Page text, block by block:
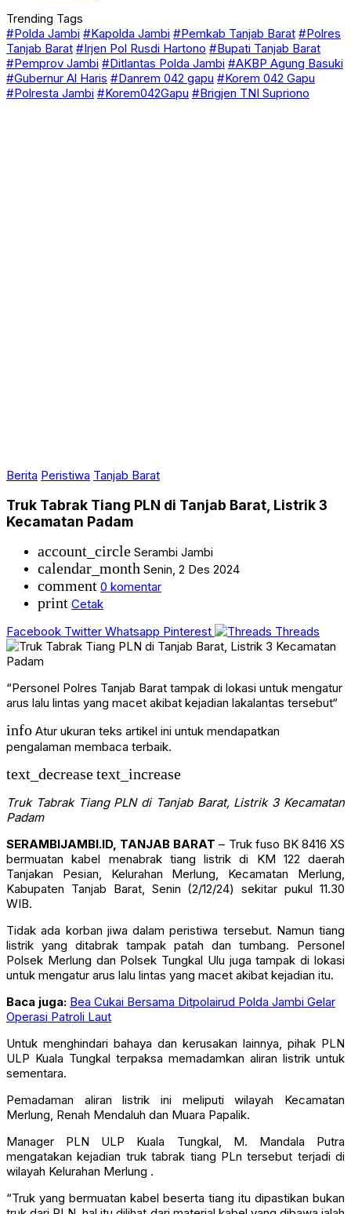
Trending Tags
#Polda Jambi #Kapolda Jambi #Pemkab Tanjab Barat #Polres
Tanjab Barat #Irjen Pol Rusdi Hartono #Bupati Tanjab Barat
#Pemprov Jambi #Ditlantas Polda Jambi #AKBP Agung Basuki
#Gubernur Al Haris #Danrem 042 gapu #Korem 042 Gapu
#Polresta Jambi #Korem042Gapu #Brigjen TNI Supriono
Berita Peristiwa Tanjab Barat
Truk Tabrak Tiang PLN di Tanjab Barat, Listrik 3
Kecamatan Padam
account_circle Serambi Jambi
calendar_month Senin, 2 Des 2024
comment 0 komentar
print Cetak
Facebook Twitter Whatsapp Pinterest Threads
“Personel Polres Tanjab Barat tampak di lokasi untuk mengatur
arus lalu lintas yang macet akibat kejadian lakalantas tersebut“
info Atur ukuran teks artikel ini untuk mendapatkan
pengalaman membaca terbaik.
text_decreasetext_increase
Truk Tabrak Tiang PLN di Tanjab Barat, Listrik 3 Kecamatan
Padam
SERAMBIJAMBI.ID, TANJAB BARAT – Truk fuso BK 8416 XS
bermuatan kabel menabrak tiang listrik di KM 122 daerah
Tanjakan Pesian, Kelurahan Merlung, Kecamatan Merlung,
Kabupaten Tanjab Barat, Senin (2/12/24) sekitar pukul 11.30
WIB.
Tidak ada korban jiwa dalam peristiwa tersebut. Namun tiang
listrik yang ditabrak tampak patah dan tumbang. Personel
Polsek Merlung dan Polsek Tungkal Ulu juga tampak di lokasi
untuk mengatur arus lalu lintas yang macet akibat kejadian itu.
Baca juga: Bea Cukai Bersama Ditpolairud Polda Jambi Gelar
Operasi Patroli Laut
Untuk menghindari bahaya dan kerusakan lainnya, pihak PLN
ULP Kuala Tungkal terpaksa memadamkan aliran listrik untuk
sementara.
Pemadaman aliran listrik ini meliputi wilayah Kecamatan
Merlung, Renah Mendaluh dan Muara Papalik.
Manager PLN ULP Kuala Tungkal, M. Mandala Putra
mengatakan kejadian truk tabrak tiang PLn tersebut terjadi di
wilayah Kelurahan Merlung .
“Truk yang bermuatan kabel beserta tiang itu dipastikan bukan